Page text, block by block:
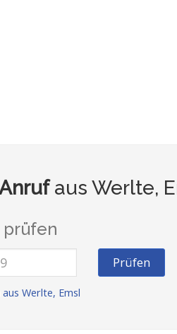
aus Werlte,
Prüfen
Werlte, Emsl